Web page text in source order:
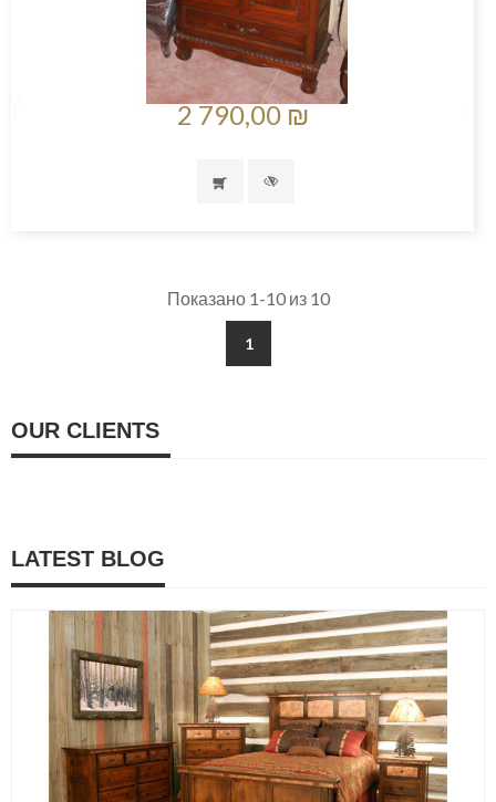
2 790,00 ₪
Показано 1-10 из 10
1
OUR CLIENTS
LATEST BLOG